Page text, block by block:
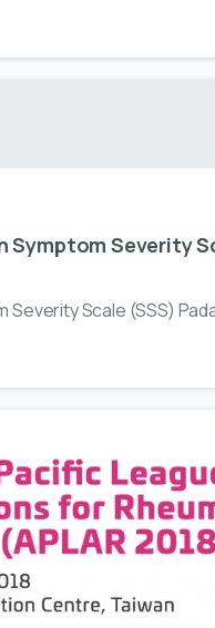
Symptom Severity
Scale (SSS)